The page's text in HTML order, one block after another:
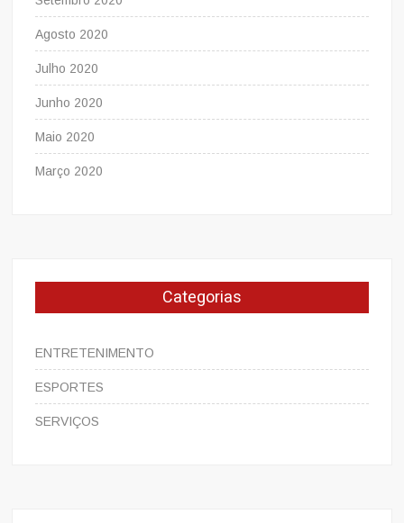
Agosto 2020
Julho 2020
Junho 2020
Maio 2020
Março 2020
Categorias
ENTRETENIMENTO
ESPORTES
SERVIÇOS